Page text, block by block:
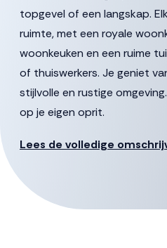
topgevel of een langskap.
ruimte, met een royale
woonkeuken en een ruime
of thuiswerkers. Je geniet
stijlvolle en rustige
op je eigen oprit.
Binnen heb je bovendien
keuken aan de voorzijde of
plaatsen – net wat het
Lees de volledige